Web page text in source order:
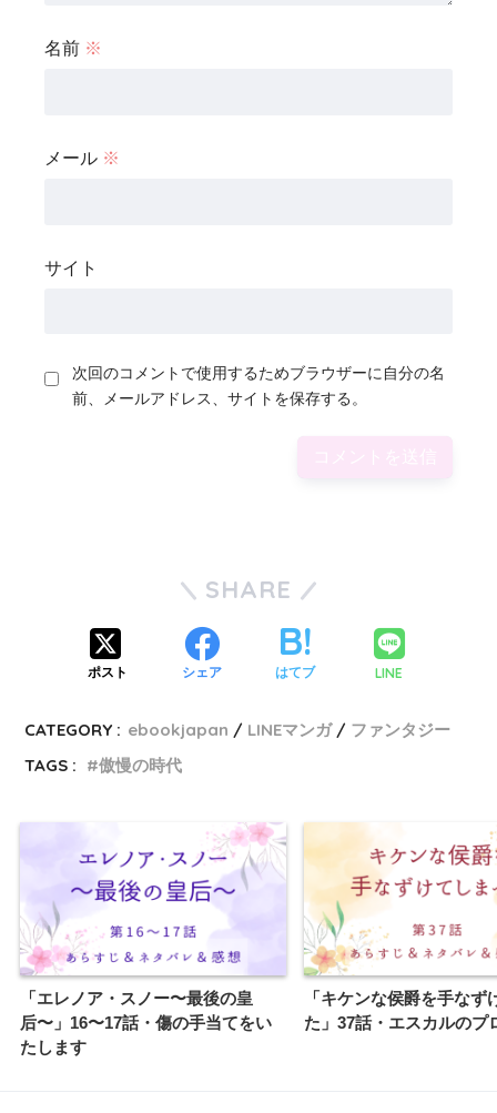
名前 ※
メール ※
サイト
次回のコメントで使用するためブラウザーに自分の名
前、メールアドレス、サイトを保存する。
SHARE
ポスト シェア はてブ LINE
CATEGORY : ebookjapan LINEマンガ
ファンタジー
TAGS :
傲慢の時代
「エレノア・スノー〜最後の皇
后〜」16〜17話・傷の手当てをい
たします
「キケンな侯爵を手なず
た」37話・エスカルのプ